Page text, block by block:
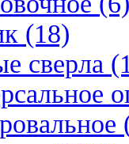
(18)
сверла